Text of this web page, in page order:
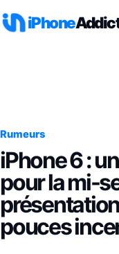
iPhone
Rumeurs
iPhone 6 :
pour la mi-
pouces